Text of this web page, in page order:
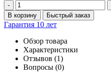
-
В корзину
Быстрый заказ
Гарантия 10 лет
Обзор товара
Характеристики
Отзывов (1)
Вопросы (0)